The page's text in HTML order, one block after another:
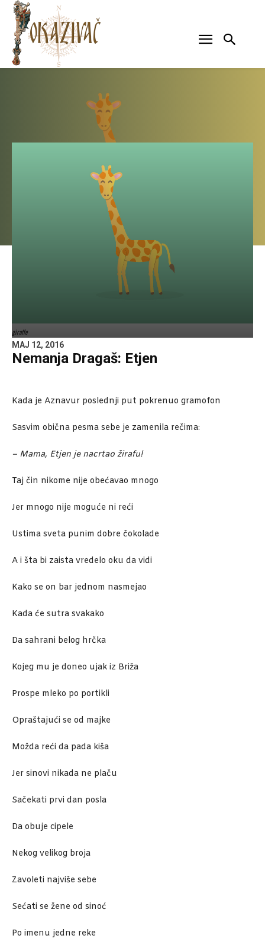
giraffe
MAJ 12, 2016
Nemanja Dragaš: Etjen
Kada je Aznavur poslednji put pokrenuo gramofon
Sasvim obična pesma sebe je zamenila rečima:
– Mama, Etjen je nacrtao žirafu!
Taj čin nikome nije obećavao mnogo
Jer mnogo nije moguće ni reći
Ustima sveta punim dobre čokolade
A i šta bi zaista vredelo oku da vidi
Kako se on bar jednom nasmejao
Kada će sutra svakako
Da sahrani belog hrčka
Kojeg mu je doneo ujak iz Briža
Prospe mleko po portikli
Opraštajući se od majke
Možda reći da pada kiša
Jer sinovi nikada ne plaču
Sačekati prvi dan posla
Da obuje cipele
Nekog velikog broja
Zavoleti najviše sebe
Sećati se žene od sinoć
Po imenu jedne reke